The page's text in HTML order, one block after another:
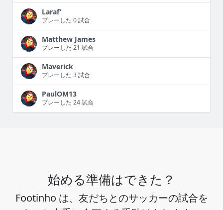
Laraf’
プレーした 0 試合
Matthew James
プレーした 21 試合
Maverick
プレーした 3 試合
PaulOM13
プレーした 24 試合
始める準備はできた？
Footinho は、友だちとのサッカーの試合を